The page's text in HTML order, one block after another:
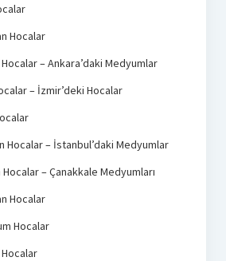
Hocalar
– Ankara’daki Medyumlar
– İzmir’deki Hocalar
Hocalar – İstanbul’daki Medyumlar
– Çanakkale Medyumları
Hocalar
Hocalar